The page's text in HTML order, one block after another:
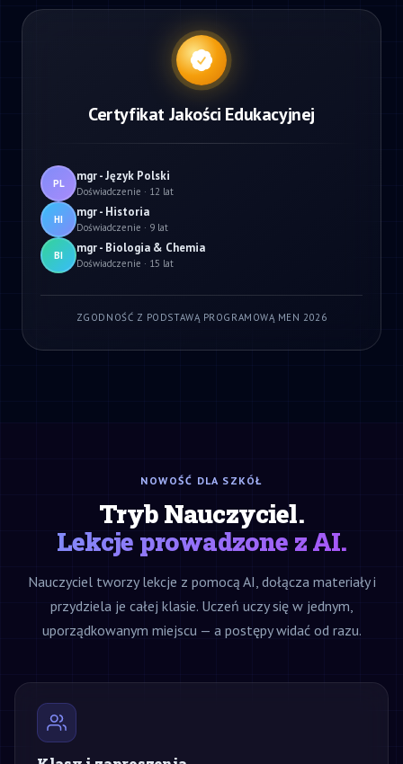
Certyfikat Jakości Edukacyjnej
PL mgr - Język Polski
Doświadczenie · 12 lat
HI mgr - Historia
Doświadczenie · 9 lat
BI mgr - Biologia & Chemia
Doświadczenie · 15 lat
ZGODNOŚĆ Z PODSTAWĄ PROGRAMOWĄ MEN 2026
NOWOŚĆ DLA SZKÓŁ
Tryb Nauczyciel.
Lekcje prowadzone z AI.
Nauczyciel tworzy lekcje z pomocą AI, dołącza materiały i
przydziela je całej klasie. Uczeń uczy się w jednym,
uporządkowanym miejscu — a postępy widać od razu.